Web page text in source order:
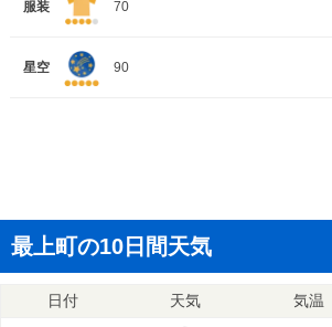
服装 70
星空 90
最上町の10日間天気
日付 天気 気温